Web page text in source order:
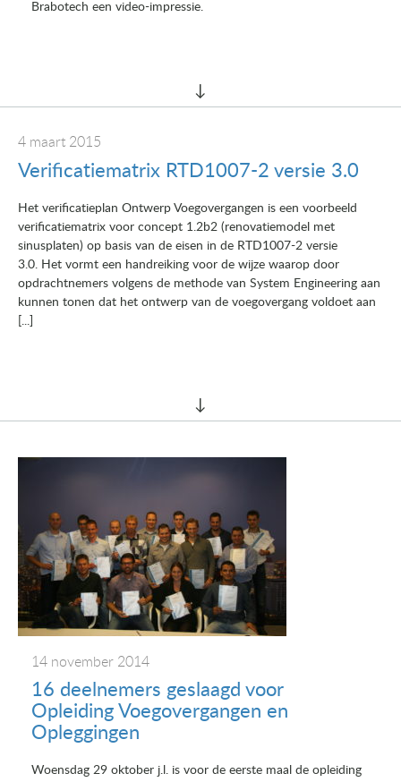
Brabotech een video-impressie.
4 maart 2015
Verificatiematrix RTD1007-2 versie 3.0
Het verificatieplan Ontwerp Voegovergangen is een voorbeeld
verificatiematrix voor concept 1.2b2 (renovatiemodel met
sinusplaten) op basis van de eisen in de RTD1007-2 versie
3.0. Het vormt een handreiking voor de wijze waarop door
opdrachtnemers volgens de methode van System Engineering aan
kunnen tonen dat het ontwerp van de voegovergang voldoet aan
[...]
14 november 2014
16 deelnemers geslaagd voor
Opleiding Voegovergangen en
Opleggingen
Woensdag 29 oktober j.l. is voor de eerste maal de opleiding